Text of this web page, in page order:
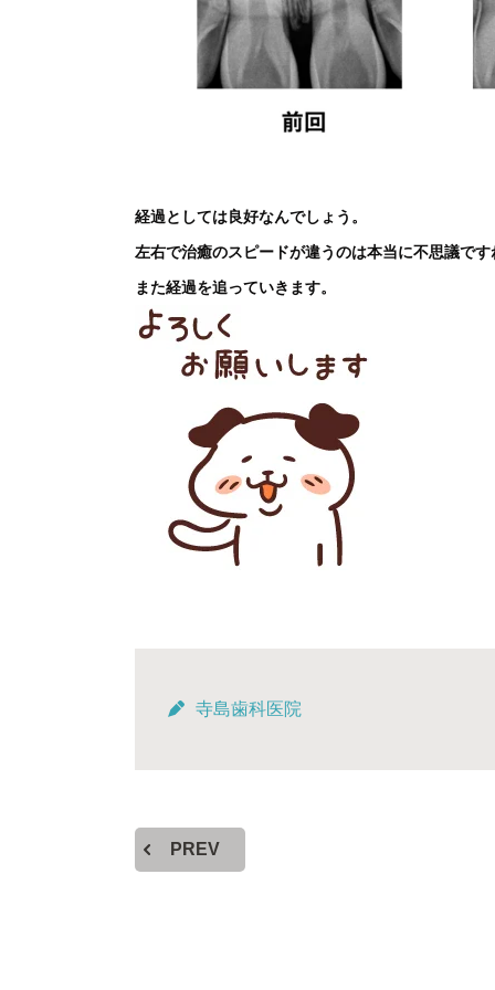
経過としては良好なんでしょう。
左右で治癒のスピードが違うのは本当に不思議です
また経過を追っていきます。
寺島歯科医院
PREV